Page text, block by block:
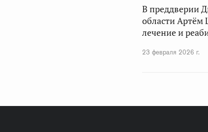
В преддверии
области
лечение и
23 февраля 2026 г.